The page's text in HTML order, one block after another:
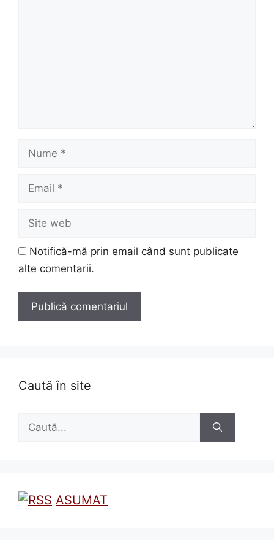
Nume
Email
Site
web
Notifică-mă prin email când sunt publicate
alte comentarii.
Caută în site
după:
ASUMAT